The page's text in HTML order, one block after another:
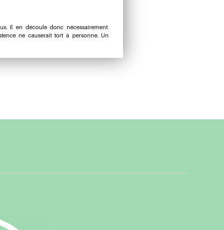
Il en découle donc nécessairement
ne causerait tort à personne. Un